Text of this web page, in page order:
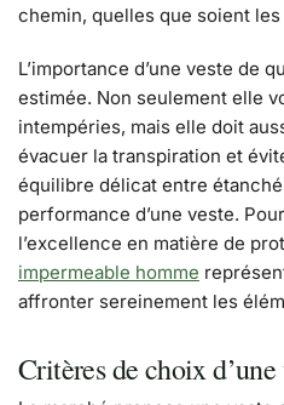
chemin, quelles que soient
L’importance d’une veste de
estimée. Non seulement elle
intempéries, mais elle doit
évacuer la transpiration et
équilibre délicat entre
performance d’une veste.
l’excellence en matière de
impermeable homme
affronter sereinement les
Critères de choix